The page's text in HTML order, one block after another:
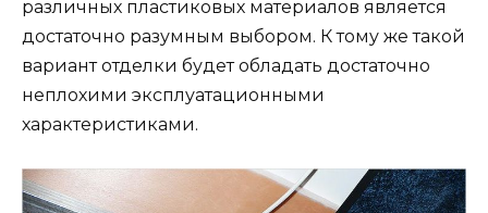
различных пластиковых материалов является
достаточно разумным выбором. К тому же такой
вариант отделки будет обладать достаточно
неплохими эксплуатационными
характеристиками.